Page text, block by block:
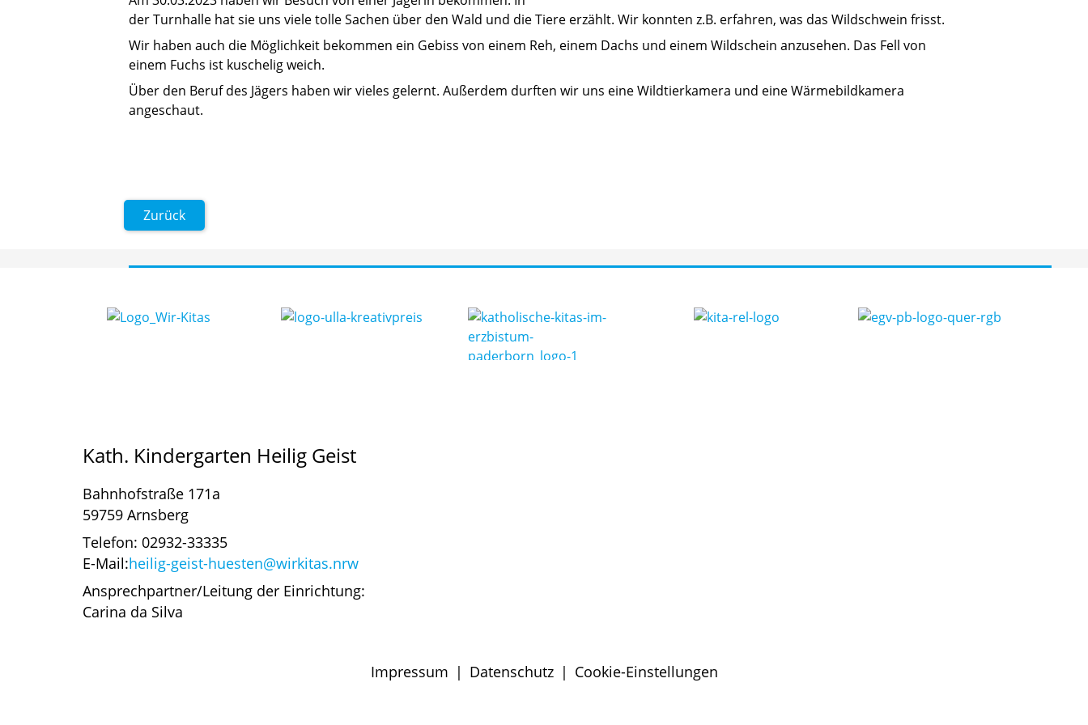
der Turnhalle hat sie uns viele tolle Sachen über den Wald und die Tiere erzählt. Wir konnten z.B. erfahren, was das Wildschwein frisst.
Wir haben auch die Möglichkeit bekommen ein Gebiss von einem Reh, einem Dachs und einem Wildschein anzusehen. Das Fell von
einem Fuchs ist kuschelig weich.
Über den Beruf des Jägers haben wir vieles gelernt. Außerdem durften wir uns eine Wildtierkamera und eine Wärmebildkamera
angeschaut.
Zurück
Kath. Kindergarten Heilig Geist
Bahnhofstraße 171a
59759 Arnsberg
Telefon: 02932-33335
E-Mail:heilig-geist-huesten@wirkitas.nrw
Ansprechpartner/Leitung der Einrichtung:
Carina da Silva
Impressum | Datenschutz | Cookie-Einstellungen